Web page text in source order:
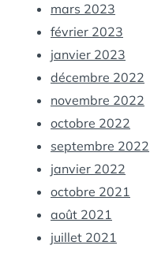
mars 2023
février 2023
janvier 2023
décembre 2022
novembre 2022
octobre 2022
septembre 2022
janvier 2022
octobre 2021
août 2021
juillet 2021